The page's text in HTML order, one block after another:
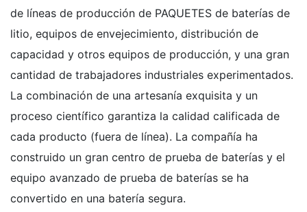
de líneas de producción de PAQUETES de baterías de
litio, equipos de envejecimiento, distribución de
capacidad y otros equipos de producción, y una gran
cantidad de trabajadores industriales experimentados.
La combinación de una artesanía exquisita y un
proceso científico garantiza la calidad calificada de
cada producto (fuera de línea). La compañía ha
construido un gran centro de prueba de baterías y el
equipo avanzado de prueba de baterías se ha
convertido en una batería segura.